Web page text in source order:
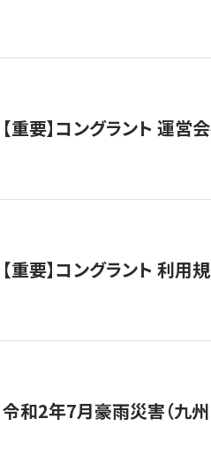
【重要】コングラント 運
【重要】コングラント 利用
令和2年7月豪雨災害（九州